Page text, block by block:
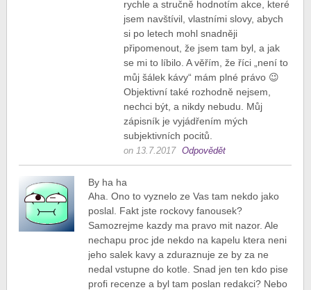
rychle a stručně hodnotím akce, které
jsem navštívil, vlastními slovy, abych
si po letech mohl snadněji
připomenout, že jsem tam byl, a jak
se mi to líbilo. A věřím, že říci „není to
můj šálek kávy“ mám plné právo 😉
Objektivní také rozhodně nejsem,
nechci být, a nikdy nebudu. Můj
zápisník je vyjádřením mých
subjektivních pocitů.
on 13.7.2017 Odpovědět
By ha ha
Aha. Ono to vyznelo ze Vas tam nekdo jako
poslal. Fakt jste rockovy fanousek?
Samozrejme kazdy ma pravo mit nazor. Ale
nechapu proc jde nekdo na kapelu ktera neni
jeho salek kavy a zduraznuje ze by za ne
nedal vstupne do kotle. Snad jen ten kdo pise
profi recenze a byl tam poslan redakci? Nebo